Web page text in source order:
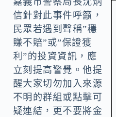
信針對此事件呼籲，
民眾若遇到聲稱”穩
賺不賠”或”保證獲
利”的投資資訊，應
立刻提高警覺。他提
醒大家切勿加入來源
不明的群組或點擊可
疑連結，更不要將金